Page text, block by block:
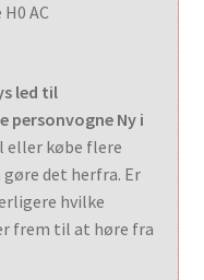
AC
led til
personvogne Ny i
eller købe flere
gøre det herfra. Er
hvilke
frem til at høre fra